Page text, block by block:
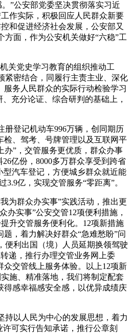
”公安部党委坚决贯彻落实习近
作实际，积极回应人民群众新要
和促进经济社会发展，公安部又
面，作为公安机关做好“六稳”工
关党史学习教育的组织推动工
紧密结合，同履行主责主业、深化
务人民群众的实际行动检验学习
充分论证、综合研判的基础上，
登记机动车996万辆，创同期历
检、驾考、号牌管理以及互联网平
办”，交管服务更优质，群众办事
亿份，8000多万群众享受到跨省
型汽车登记，方便城乡群众就近能
亿，实现交管服务“零距离”。
为群众办实事”实践活动，推出更
实事”公安交管12项便利措施，
升交管服务便利化。12项新措施
，着力解决好群众“急难愁盼”问
便利出国（境）人员延期换领驾驶
递，推行办理交管业务网上委
交管线上服务体验。以上12项新
施、精准落地，我们将制定配套
得感幸福感安全感，以优异成绩庆
以人民为中心的发展思想，着力
可实行告知承诺，推行公章刻